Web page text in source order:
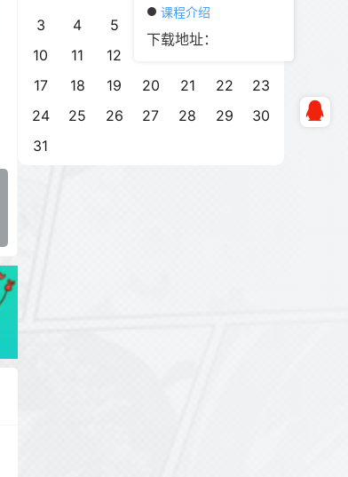
课程介绍
下载地址：
3
4 5
10
11 12
17
18 19 20 21 22
23
24
25 26 27 28 29
30
31